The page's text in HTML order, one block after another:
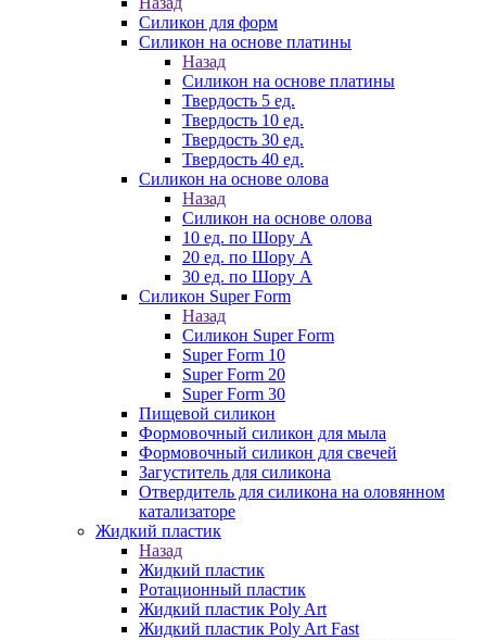
Силикон для форм
Силикон на основе платины
Назад
Силикон на основе платины
Твердость 5 ед.
Твердость 10 ед.
Твердость 30 ед.
Твердость 40 ед.
Силикон на основе олова
Назад
Силикон на основе олова
10 ед. по Шору А
20 ед. по Шору А
30 ед. по Шору А
Силикон Super Form
Назад
Силикон Super Form
Super Form 10
Super Form 20
Super Form 30
Пищевой силикон
Формовочный силикон для мыла
Формовочный силикон для свечей
Загуститель для силикона
Отвердитель для силикона на оловянном
катализаторе
Жидкий пластик
Назад
Жидкий пластик
Ротационный пластик
Жидкий пластик Poly Art
Жидкий пластик Poly Art Fast